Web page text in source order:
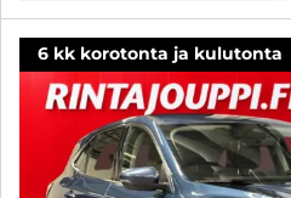
6 kk korotonta ja kulutonta